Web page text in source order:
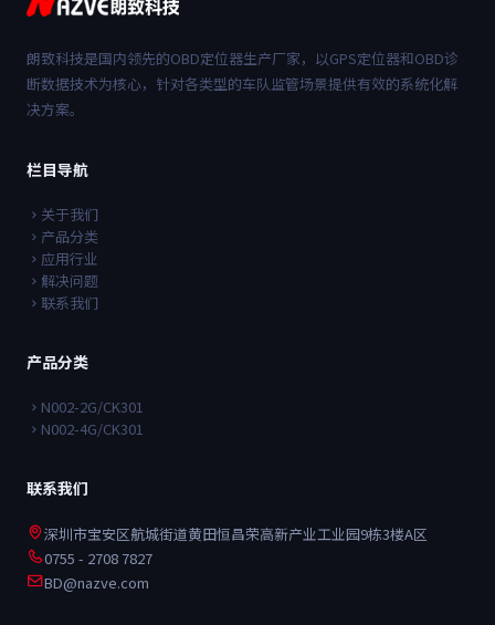
朗致科技是国内领先的OBD定位器生产厂家，以GPS定位器和OBD诊
断数据技术为核心，针对各类型的车队监管场景提供有效的系统化解
决方案。
栏目导航
关于我们
产品分类
应用行业
解决问题
联系我们
产品分类
N002-2G/CK301
N002-4G/CK301
联系我们
深圳市宝安区航城街道黄田恒昌荣高新产业工业园9栋3楼A区
0755 - 2708 7827
BD@nazve.com